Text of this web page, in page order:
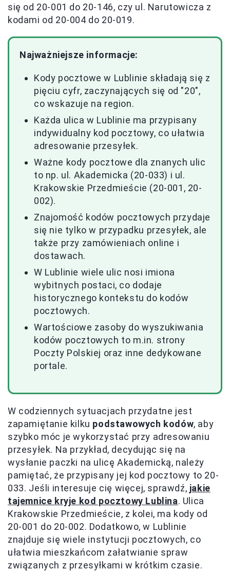
się od 20-001 do 20-146, czy ul. Narutowicza z
kodami od 20-004 do 20-019.
Najważniejsze informacje:
Kody pocztowe w Lublinie składają się z
pięciu cyfr, zaczynających się od "20",
co wskazuje na region.
Każda ulica w Lublinie ma przypisany
indywidualny kod pocztowy, co ułatwia
adresowanie przesyłek.
Ważne kody pocztowe dla znanych ulic
to np. ul. Akademicka (20-033) i ul.
Krakowskie Przedmieście (20-001, 20-
002).
Znajomość kodów pocztowych przydaje
się nie tylko w przypadku przesyłek, ale
także przy zamówieniach online i
dostawach.
W Lublinie wiele ulic nosi imiona
wybitnych postaci, co dodaje
historycznego kontekstu do kodów
pocztowych.
Wartościowe zasoby do wyszukiwania
kodów pocztowych to m.in. strony
Poczty Polskiej oraz inne dedykowane
portale.
W codziennych sytuacjach przydatne jest
zapamiętanie kilku podstawowych kodów, aby
szybko móc je wykorzystać przy adresowaniu
przesyłek. Na przykład, decydując się na
wysłanie paczki na ulicę Akademicką, należy
pamiętać, że przypisany jej kod pocztowy to 20-
033. Jeśli interesuje cię więcej, sprawdź, jakie
tajemnice kryje kod pocztowy Lublina. Ulica
Krakowskie Przedmieście, z kolei, ma kody od
20-001 do 20-002. Dodatkowo, w Lublinie
znajduje się wiele instytucji pocztowych, co
ułatwia mieszkańcom załatwianie spraw
związanych z przesyłkami w krótkim czasie.